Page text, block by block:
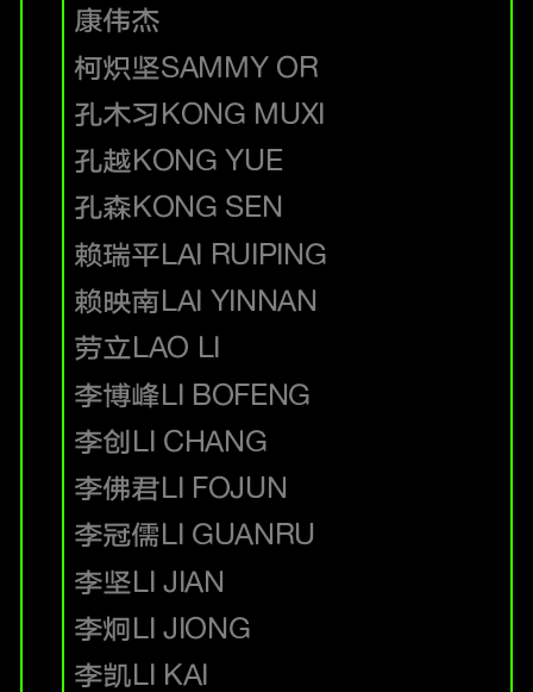
康伟杰
柯炽坚SAMMY OR
孔木习KONG MUXI
孔越KONG YUE
孔森KONG SEN
赖瑞平LAI RUIPING
赖映南LAI YINNAN
劳立LAO LI
李博峰LI BOFENG
李创LI CHANG
李佛君LI FOJUN
李冠儒LI GUANRU
李坚LI JIAN
李炯LI JIONG
李凯LI KAI